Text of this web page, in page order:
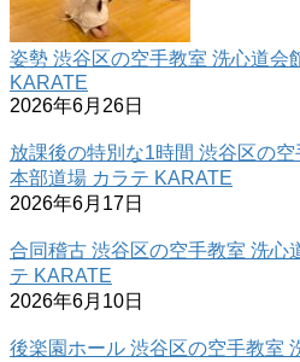
姿勢 渋谷区の空手教室 洗心道会
KARATE
2026年6月26日
放課後の特別な1時間 渋谷区の
本部道場 カラテ KARATE
2026年6月17日
合同稽古 渋谷区の空手教室 洗心
テ KARATE
2026年6月10日
後楽園ホール 渋谷区の空手教室